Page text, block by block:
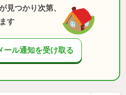
見つかり次第、
す
ール通知を受け取る